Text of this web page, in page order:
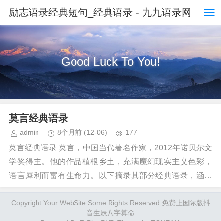
励志语录经典短句_经典语录 - 九九语录网
Good Luck To You!
莫言经典语录
admin 8个月前 (12-06) 177
莫言经典语录 莫言，中国当代著名作家，2012年诺贝尔文
学奖得主。他的作品植根乡土，充满魔幻现实主义色彩，
语言犀利而富有生命力。以下摘录其部分经典语录，涵盖
Copyright Your WebSite.Some Rights Reserved. 免费上国际版抖
音生辰八字算命